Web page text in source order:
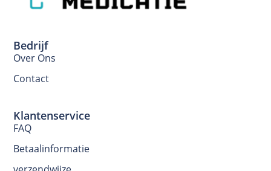
Bedrijf
Over Ons
Contact
Klantenservice
FAQ
Betaalinformatie